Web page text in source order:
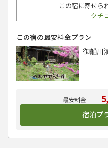
この宿に寄せら
クチ
宿泊プ
この宿の最安料金プラン
御船川